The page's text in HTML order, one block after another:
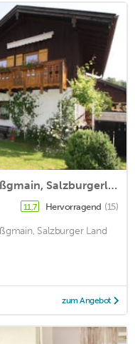
Apartment for 3 persons in Großgmain, Salzburgerland (Salzburg and the surrounding area)<BR>1 bedroom2
11,7 Hervorragend (15)
Salzburger Land
zum Angebot